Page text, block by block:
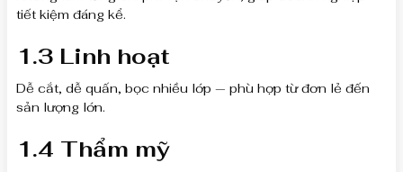
tiết kiệm đáng kể.
1.3 Linh hoạt
Dễ cắt, dễ quấn, bọc nhiều lớp — phù hợp từ đơn lẻ đến
sản lượng lớn.
1.4 Thẩm mỹ